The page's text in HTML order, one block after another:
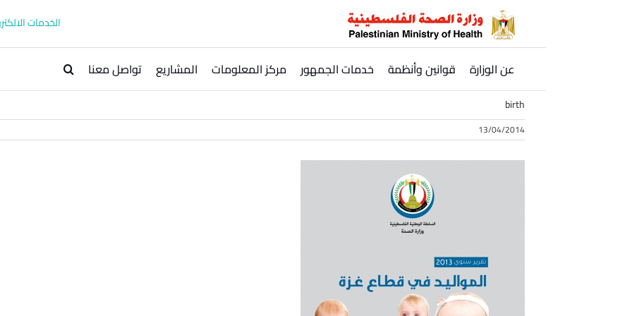
الخدمات
عن الوزارة قوانين وأنظمة خدمات الجمهور مركز المعلومات المشاريع تواصل معنا
birth
13/04/2014